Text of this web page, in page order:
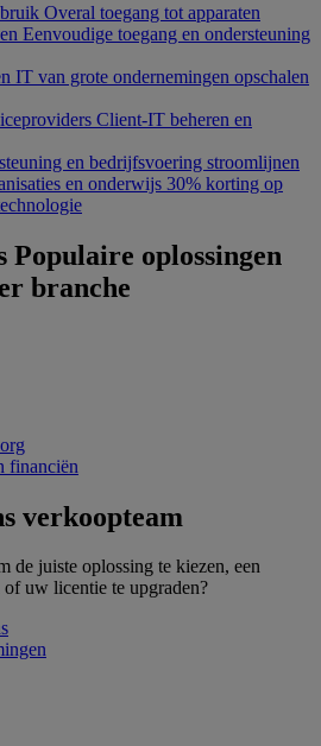
Overal toegang tot apparaten
Eenvoudige toegang en ondersteuning
IT van grote ondernemingen opschalen
Client-IT beheren en
en bedrijfsvoering stroomlijnen
en onderwijs 30% korting op
Populaire oplossingen
branche
financiën
verkoopteam
de juiste oplossing te kiezen, een
of uw licentie te upgraden?